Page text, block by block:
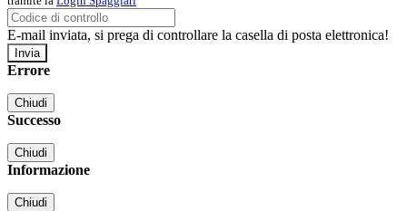
E-mail inviata, si prega di controllare la casella di posta elettronica!
Errore
Chiudi
Successo
Chiudi
Informazione
Chiudi